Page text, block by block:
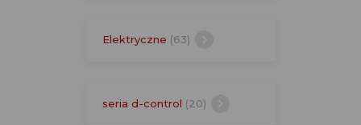
Elektryczne (63)
seria d-control (20)